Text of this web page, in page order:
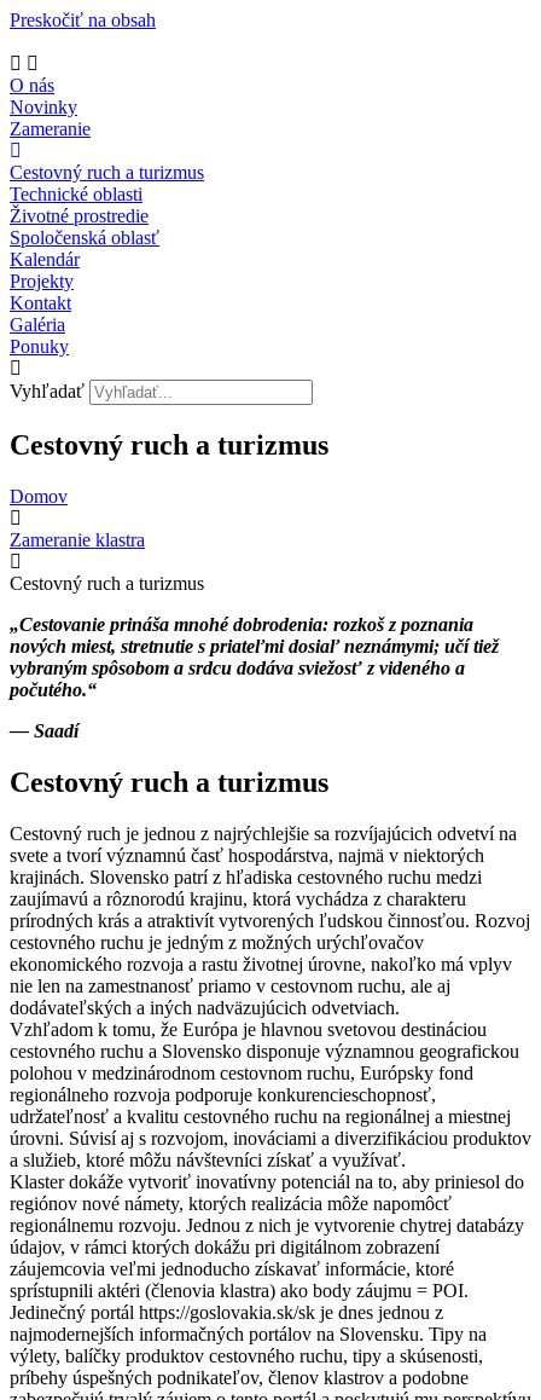
Preskočiť na obsah
O nás
Novinky
Zameranie
Cestovný ruch a turizmus
Technické oblasti
Životné prostredie
Spoločenská oblasť
Kalendár
Projekty
Kontakt
Galéria
Ponuky
Vyhľadať
Cestovný ruch a turizmus
Domov
Zameranie klastra
Cestovný ruch a turizmus
„Cestovanie prináša mnohé dobrodenia: rozkoš z poznania
nových miest, stretnutie s priateľmi dosiaľ neznámymi; učí tiež
vybraným spôsobom a srdcu dodáva sviežosť z videného a
počutého.“
— Saadí
Cestovný ruch a turizmus
Cestovný ruch je jednou z najrýchlejšie sa rozvíjajúcich odvetví na
svete a tvorí významnú časť hospodárstva, najmä v niektorých
krajinách. Slovensko patrí z hľadiska cestovného ruchu medzi
zaujímavú a rôznorodú krajinu, ktorá vychádza z charakteru
prírodných krás a atraktivít vytvorených ľudskou činnosťou. Rozvoj
cestovného ruchu je jedným z možných urýchľovačov
ekonomického rozvoja a rastu životnej úrovne, nakoľko má vplyv
nie len na zamestnanosť priamo v cestovnom ruchu, ale aj
dodávateľských a iných nadväzujúcich odvetviach.
Vzhľadom k tomu, že Európa je hlavnou svetovou destináciou
cestovného ruchu a Slovensko disponuje významnou geografickou
polohou v medzinárodnom cestovnom ruchu, Európsky fond
regionálneho rozvoja podporuje konkurencieschopnosť,
udržateľnosť a kvalitu cestovného ruchu na regionálnej a miestnej
úrovni. Súvisí aj s rozvojom, inováciami a diverzifikáciou produktov
a služieb, ktoré môžu návštevníci získať a využívať.
Klaster dokáže vytvoriť inovatívny potenciál na to, aby priniesol do
regiónov nové námety, ktorých realizácia môže napomôcť
regionálnemu rozvoju. Jednou z nich je vytvorenie chytrej databázy
údajov, v rámci ktorých dokážu pri digitálnom zobrazení
záujemcovia veľmi jednoducho získavať informácie, ktoré
sprístupnili aktéri (členovia klastra) ako body záujmu = POI.
Jedinečný portál https://goslovakia.sk/sk je dnes jednou z
najmodernejších informačných portálov na Slovensku. Tipy na
výlety, balíčky produktov cestovného ruchu, tipy a skúsenosti,
príbehy úspešných podnikateľov, členov klastrov a podobne